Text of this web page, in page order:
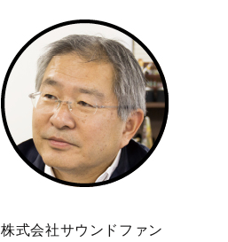
株式会社サウンドファン